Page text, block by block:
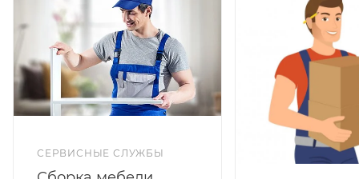
СЕРВИСНЫЕ СЛУЖБЫ